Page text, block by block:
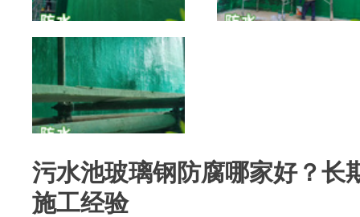
污水池玻璃钢防腐哪家好？长
施工经验